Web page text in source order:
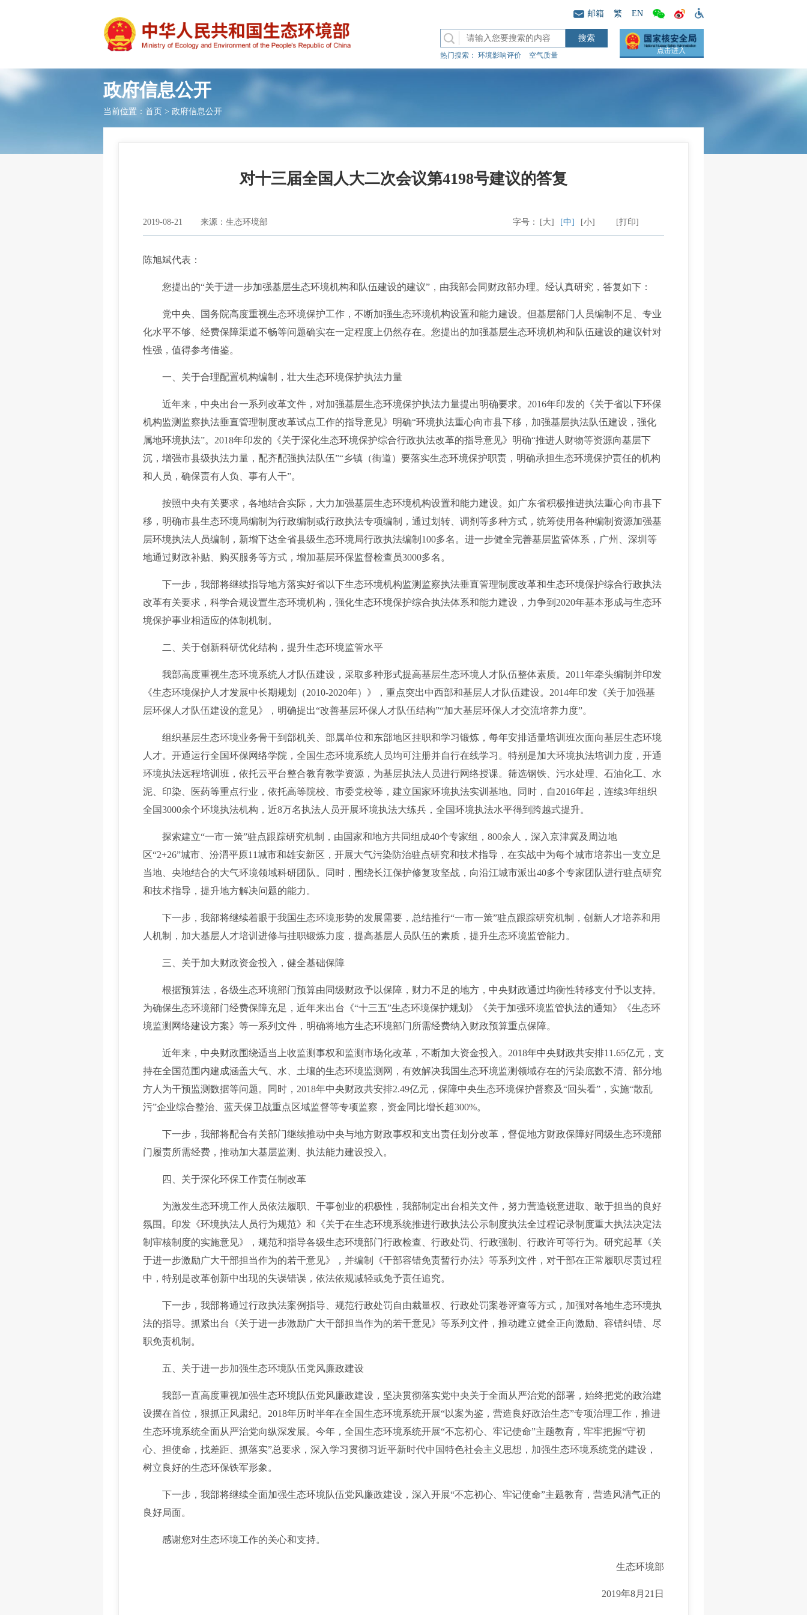
邮箱 繁 EN
热门搜索： 环境影响评价 空气质量
点击进入
政府信息公开
当前位置： 首页 > 政府信息公开
对十三届全国人大二次会议第4198号建议的答复
2019-08-21 来源：生态环境部 [打印]
字号： [大] [中] [小]
陈旭斌代表：
您提出的“关于进一步加强基层生态环境机构和队伍建设的建议”，由我部会同财政部办理。经认真研究，答复如下：
党中央、国务院高度重视生态环境保护工作，不断加强生态环境机构设置和能力建设。但基层部门人员编制不足、专业
化水平不够、经费保障渠道不畅等问题确实在一定程度上仍然存在。您提出的加强基层生态环境机构和队伍建设的建议针对
性强，值得参考借鉴。
一、关于合理配置机构编制，壮大生态环境保护执法力量
近年来，中央出台一系列改革文件，对加强基层生态环境保护执法力量提出明确要求。2016年印发的《关于省以下环保
机构监测监察执法垂直管理制度改革试点工作的指导意见》明确“环境执法重心向市县下移，加强基层执法队伍建设，强化
属地环境执法”。2018年印发的《关于深化生态环境保护综合行政执法改革的指导意见》明确“推进人财物等资源向基层下
沉，增强市县级执法力量，配齐配强执法队伍”“乡镇（街道）要落实生态环境保护职责，明确承担生态环境保护责任的机构
和人员，确保责有人负、事有人干”。
按照中央有关要求，各地结合实际，大力加强基层生态环境机构设置和能力建设。如广东省积极推进执法重心向市县下
移，明确市县生态环境局编制为行政编制或行政执法专项编制，通过划转、调剂等多种方式，统筹使用各种编制资源加强基
层环境执法人员编制，新增下达全省县级生态环境局行政执法编制100多名。进一步健全完善基层监管体系，广州、深圳等
地通过财政补贴、购买服务等方式，增加基层环保监督检查员3000多名。
下一步，我部将继续指导地方落实好省以下生态环境机构监测监察执法垂直管理制度改革和生态环境保护综合行政执法
改革有关要求，科学合规设置生态环境机构，强化生态环境保护综合执法体系和能力建设，力争到2020年基本形成与生态环
境保护事业相适应的体制机制。
二、关于创新科研优化结构，提升生态环境监管水平
我部高度重视生态环境系统人才队伍建设，采取多种形式提高基层生态环境人才队伍整体素质。2011年牵头编制并印发
《生态环境保护人才发展中长期规划（2010-2020年）》，重点突出中西部和基层人才队伍建设。2014年印发《关于加强基
层环保人才队伍建设的意见》，明确提出“改善基层环保人才队伍结构”“加大基层环保人才交流培养力度”。
组织基层生态环境业务骨干到部机关、部属单位和东部地区挂职和学习锻炼，每年安排适量培训班次面向基层生态环境
人才。开通运行全国环保网络学院，全国生态环境系统人员均可注册并自行在线学习。特别是加大环境执法培训力度，开通
环境执法远程培训班，依托云平台整合教育教学资源，为基层执法人员进行网络授课。筛选钢铁、污水处理、石油化工、水
泥、印染、医药等重点行业，依托高等院校、市委党校等，建立国家环境执法实训基地。同时，自2016年起，连续3年组织
全国3000余个环境执法机构，近8万名执法人员开展环境执法大练兵，全国环境执法水平得到跨越式提升。
探索建立“一市一策”驻点跟踪研究机制，由国家和地方共同组成40个专家组，800余人，深入京津冀及周边地
区“2+26”城市、汾渭平原11城市和雄安新区，开展大气污染防治驻点研究和技术指导，在实战中为每个城市培养出一支立足
当地、央地结合的大气环境领域科研团队。同时，围绕长江保护修复攻坚战，向沿江城市派出40多个专家团队进行驻点研究
和技术指导，提升地方解决问题的能力。
下一步，我部将继续着眼于我国生态环境形势的发展需要，总结推行“一市一策”驻点跟踪研究机制，创新人才培养和用
人机制，加大基层人才培训进修与挂职锻炼力度，提高基层人员队伍的素质，提升生态环境监管能力。
三、关于加大财政资金投入，健全基础保障
根据预算法，各级生态环境部门预算由同级财政予以保障，财力不足的地方，中央财政通过均衡性转移支付予以支持。
为确保生态环境部门经费保障充足，近年来出台《“十三五”生态环境保护规划》《关于加强环境监管执法的通知》《生态环
境监测网络建设方案》等一系列文件，明确将地方生态环境部门所需经费纳入财政预算重点保障。
近年来，中央财政围绕适当上收监测事权和监测市场化改革，不断加大资金投入。2018年中央财政共安排11.65亿元，支
持在全国范围内建成涵盖大气、水、土壤的生态环境监测网，有效解决我国生态环境监测领域存在的污染底数不清、部分地
方人为干预监测数据等问题。同时，2018年中央财政共安排2.49亿元，保障中央生态环境保护督察及“回头看”，实施“散乱
污”企业综合整治、蓝天保卫战重点区域监督等专项监察，资金同比增长超300%。
下一步，我部将配合有关部门继续推动中央与地方财政事权和支出责任划分改革，督促地方财政保障好同级生态环境部
门履责所需经费，推动加大基层监测、执法能力建设投入。
四、关于深化环保工作责任制改革
为激发生态环境工作人员依法履职、干事创业的积极性，我部制定出台相关文件，努力营造锐意进取、敢于担当的良好
氛围。印发《环境执法人员行为规范》和《关于在生态环境系统推进行政执法公示制度执法全过程记录制度重大执法决定法
制审核制度的实施意见》，规范和指导各级生态环境部门行政检查、行政处罚、行政强制、行政许可等行为。研究起草《关
于进一步激励广大干部担当作为的若干意见》，并编制《干部容错免责暂行办法》等系列文件，对干部在正常履职尽责过程
中，特别是改革创新中出现的失误错误，依法依规减轻或免予责任追究。
下一步，我部将通过行政执法案例指导、规范行政处罚自由裁量权、行政处罚案卷评查等方式，加强对各地生态环境执
法的指导。抓紧出台《关于进一步激励广大干部担当作为的若干意见》等系列文件，推动建立健全正向激励、容错纠错、尽
职免责机制。
五、关于进一步加强生态环境队伍党风廉政建设
我部一直高度重视加强生态环境队伍党风廉政建设，坚决贯彻落实党中央关于全面从严治党的部署，始终把党的政治建
设摆在首位，狠抓正风肃纪。2018年历时半年在全国生态环境系统开展“以案为鉴，营造良好政治生态”专项治理工作，推进
生态环境系统全面从严治党向纵深发展。今年，全国生态环境系统开展“不忘初心、牢记使命”主题教育，牢牢把握“守初
心、担使命，找差距、抓落实”总要求，深入学习贯彻习近平新时代中国特色社会主义思想，加强生态环境系统党的建设，
树立良好的生态环保铁军形象。
下一步，我部将继续全面加强生态环境队伍党风廉政建设，深入开展“不忘初心、牢记使命”主题教育，营造风清气正的
良好局面。
感谢您对生态环境工作的关心和支持。
生态环境部
2019年8月21日